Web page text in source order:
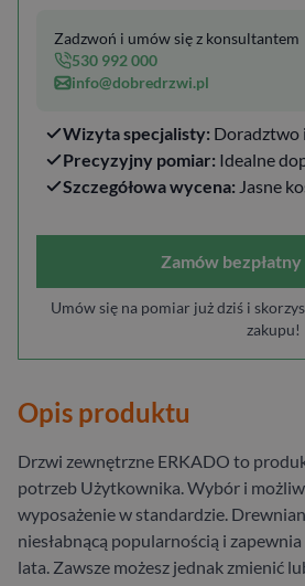
Wizyta specjalisty: Doradztwo
Precyzyjny pomiar: Idealne
Szczegółowa wycena: Jasne
Zadzwoń i umów się z konsultantem
530 992 000
info@dobredrzwi.pl
Zamów
Umów się na pomiar już dziś i
zakupu!
Opis produktu
Drzwi zewnętrzne ERKADO to
potrzeb Użytkownika. Wybór i
wyposażenie w standardzie.
niesłabnącą popularnością i
lata. Zawsze możesz jednak zmienić